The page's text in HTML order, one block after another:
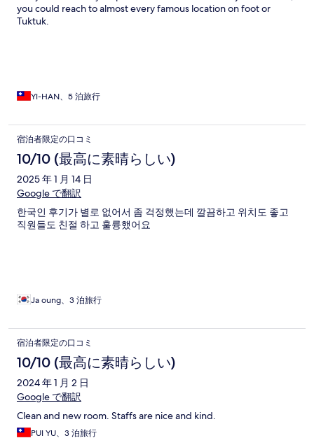
you could reach to almost every famous location on foot or
Tuktuk.
YI-HAN、5 泊旅行
宿泊者限定の口コミ
10/10 (最高に素晴らしい)
2025 年 1 月 14 日
Google で翻訳
한국인 후기가 별로 없어서 좀 걱정했는데 깔끔하고 위치도 좋고
직원들도 친절 하고 훌륭했어요
Ja oung、3 泊旅行
宿泊者限定の口コミ
10/10 (最高に素晴らしい)
2024 年 1 月 2 日
Google で翻訳
Clean and new room. Staffs are nice and kind.
PUI YU、3 泊旅行